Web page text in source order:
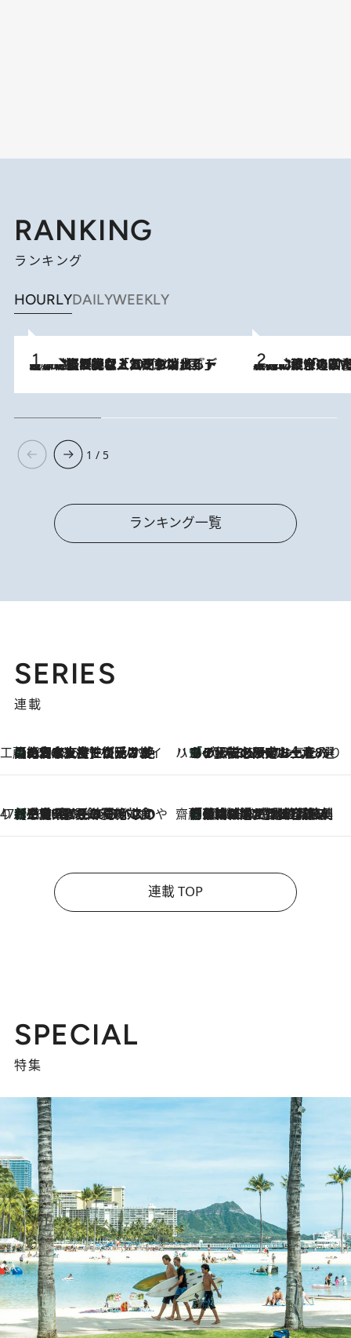
RANKING
ランキング
HOURLYDAILYWEEKLY
2026.8.5
【なぜ吉沢亮は「気配を消せる」のか？】興行収入208億の『国宝』を経て挑むミュージカル『ディア・エヴァン・ハンセン』。トップ俳優が舞台上でさらけ出した“孤独”とは 2026.8.3
慶應幼稚舎の図書室からテレビの世界に飛び込んだ阿川佐和子（72）
1 / 5
ランキング一覧
SERIES
連載
工藤まやのおもてなしハワイ
2026.8.6
【ハワイ土産】ローカルの絶大な支持で復活！ 絶品の幻クッキー《元ファンの日本人女性が受け継いだ名店》 ハワイ賢者 リサのお気に入りリスト2026.8.6
あの伝説の限定トートも！ リニューアルした「ディーン＆デルーカ ハワイ」で必須のお土産8選
47都道府県の手みやげ ひんやりスイーツで夏を満喫
2026.8.6
【三重県】この夏絶対食べたい 冷やしておいしいおやつ3選 お餅×アイスの新感覚スイーツ 齋藤 薫 美容脳ルネサンス
2026.8.6
「荷物が増えるほど旅ストレスは増す」美容ジャーナリストがたどり着いた最終結論。“化粧品を劇的に減らす”感動の凝縮美容とは
連載 TOP
SPECIAL
特集